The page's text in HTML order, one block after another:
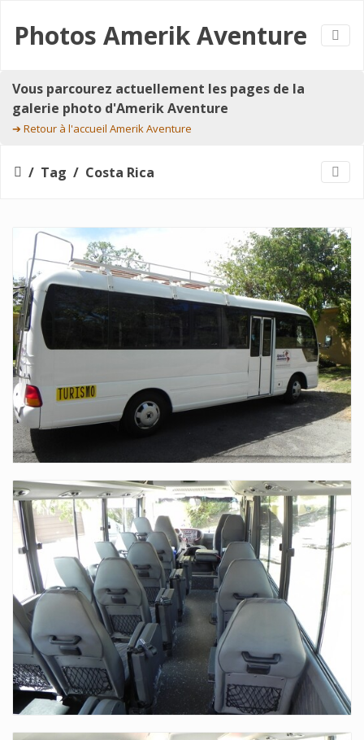
Photos Amerik Aventure
Vous parcourez actuellement les pages de la
galerie photo d'Amerik Aventure
➔ Retour à l'accueil Amerik Aventure
Tag Costa Rica